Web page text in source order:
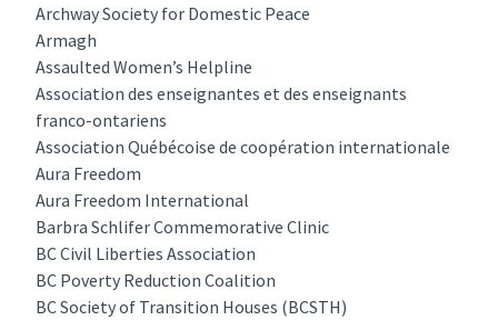
Archway Society for Domestic Peace
Armagh
Assaulted Women’s Helpline
Association des enseignantes et des enseignants
franco-ontariens
Association Québécoise de coopération internationale
Aura Freedom
Aura Freedom International
Barbra Schlifer Commemorative Clinic
BC Civil Liberties Association
BC Poverty Reduction Coalition
BC Society of Transition Houses (BCSTH)